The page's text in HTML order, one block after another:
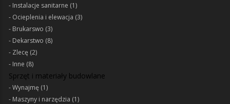
Instalacje sanitarne (1)
Ocieplenia i elewacja (3)
Brukarswo (3)
Dekarstwo (8)
Zlecę (2)
Inne (8)
Sprzęt i materiały budowlane
Wynajmę (1)
Maszyny i narzędzia (1)